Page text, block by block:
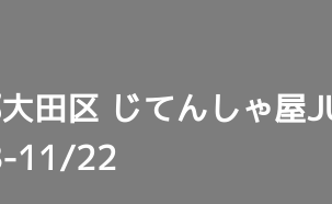
田区 じてんしゃ屋
11/22